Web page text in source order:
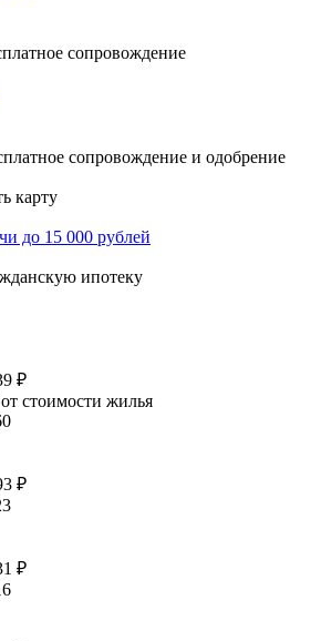
сопровождение
сопровождение и одобрение
карту
до 15 000 рублей
ипотеку
₽
стоимости жилья
₽
₽